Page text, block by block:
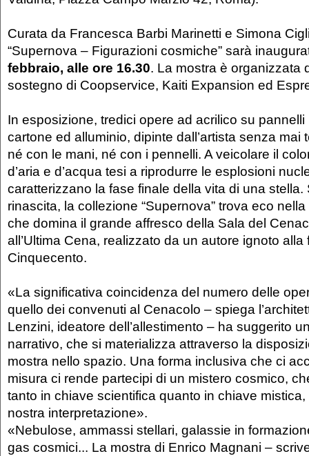
Curata da Francesca Barbi Marinetti e Simona
“Supernova – Figurazioni cosmiche” sarà
febbraio, alle ore 16.30. La mostra è organizzata
sostegno di Coopservice, Kaiti Expansion ed
In esposizione, tredici opere ad acrilico su pannelli
cartone ed alluminio, dipinte dall’artista senza mai
né con le mani, né con i pennelli. A veicolare il
d’aria e d’acqua tesi a riprodurre le esplosioni
caratterizzano la fase finale della vita di una stella.
rinascita, la collezione “Supernova” trova eco
che domina il grande affresco della Sala del
all’Ultima Cena, realizzato da un autore ignoto alla
Cinquecento.
«La significativa coincidenza del numero delle
quello dei convenuti al Cenacolo – spiega
Lenzini, ideatore dell’allestimento – ha suggerito
narrativo, che si materializza attraverso la
mostra nello spazio. Una forma inclusiva che ci
misura ci rende partecipi di un mistero cosmico,
tanto in chiave scientifica quanto in chiave
nostra interpretazione».
«Nebulose, ammassi stellari, galassie in
gas cosmici... La mostra di Enrico Magnani –